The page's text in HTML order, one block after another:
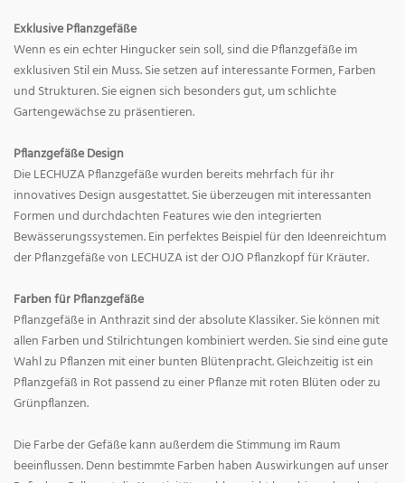
Exklusive Pflanzgefäße
Wenn es ein echter Hingucker sein soll, sind die Pflanzgefäße im
exklusiven Stil ein Muss. Sie setzen auf interessante Formen, Farben
und Strukturen. Sie eignen sich besonders gut, um schlichte
Gartengewächse zu präsentieren.
Pflanzgefäße Design
Die LECHUZA Pflanzgefäße wurden bereits mehrfach für ihr
innovatives Design ausgestattet. Sie überzeugen mit interessanten
Formen und durchdachten Features wie den integrierten
Bewässerungssystemen. Ein perfektes Beispiel für den Ideenreichtum
der Pflanzgefäße von LECHUZA ist der OJO Pflanzkopf für Kräuter.
Farben für Pflanzgefäße
Pflanzgefäße in Anthrazit sind der absolute Klassiker. Sie können mit
allen Farben und Stilrichtungen kombiniert werden. Sie sind eine gute
Wahl zu Pflanzen mit einer bunten Blütenpracht. Gleichzeitig ist ein
Pflanzgefäß in Rot passend zu einer Pflanze mit roten Blüten oder zu
Grünpflanzen.
Die Farbe der Gefäße kann außerdem die Stimmung im Raum
beeinflussen. Denn bestimmte Farben haben Auswirkungen auf unser